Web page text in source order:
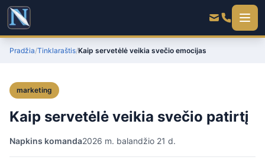
Pradžia/Tinklaraštis/Kaip servetėlė veikia svečio emocijas
marketing
Kaip servetėlė veikia svečio patirtį
Napkins komanda2026 m. balandžio 21 d.